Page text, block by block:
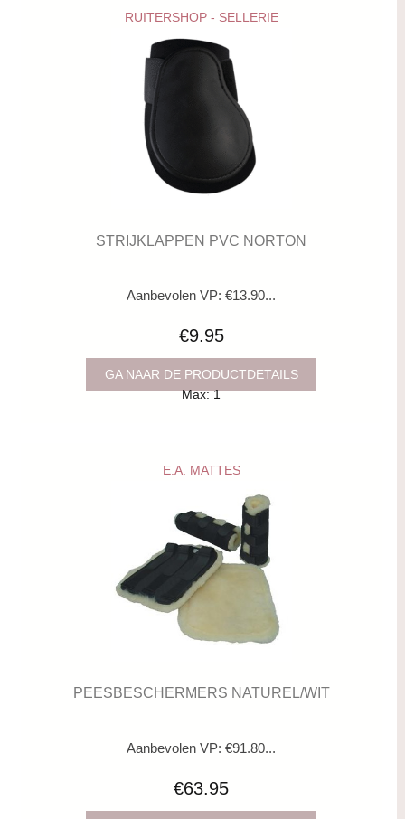
RUITERSHOP - SELLERIE
STRIJKLAPPEN PVC NORTON
Aanbevolen VP: €13.90...
€9.95
GA NAAR DE PRODUCTDETAILS
Max: 1
E.A. MATTES
PEESBESCHERMERS NATUREL/WIT
Aanbevolen VP: €91.80...
€63.95